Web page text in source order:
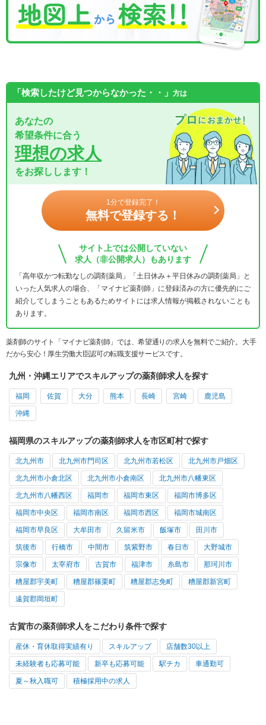
「検索したけど見つからなかった・・」 方は
あなたの
希望条件に合う
理想の求人
をお探しします！
1分で登録完了！
無料で登録する！
サイト上では公開していない
求人（非公開求人）もあります
「高年収かつ転勤なしの調剤薬局」「土日休み＋平日休みの調剤薬局」と
いった人気求人の場合、「マイナビ薬剤師」に登録済みの方に優先的にご
紹介してしまうこともあるためサイトには求人情報が掲載されないことも
あります。
薬剤師のサイト「マイナビ薬剤師」では、希望通りの求人を無料でご紹介。大手
だから安心！厚生労働大臣認可の転職支援サービスです。
九州・沖縄エリアでスキルアップの薬剤師求人を探す
福岡 佐賀 大分 熊本 長崎 宮崎 鹿児島
沖縄
福岡県のスキルアップの薬剤師求人を市区町村で探す
北九州市 北九州市門司区 北九州市若松区 北九州市戸畑区
北九州市小倉北区 北九州市小倉南区 北九州市八幡東区
北九州市八幡西区 福岡市 福岡市東区 福岡市博多区
福岡市中央区 福岡市南区 福岡市西区 福岡市城南区
福岡市早良区 大牟田市 久留米市 飯塚市 田川市
筑後市 行橋市 中間市 筑紫野市 春日市 大野城市
宗像市 太宰府市 古賀市 福津市 糸島市 那珂川市
糟屋郡宇美町 糟屋郡篠栗町 糟屋郡志免町 糟屋郡新宮町
遠賀郡岡垣町
古賀市の薬剤師求人をこだわり条件で探す
産休・育休取得実績有り スキルアップ 店舗数30以上
未経験者も応募可能 新卒も応募可能 駅チカ 車通勤可
夏～秋入職可 積極採用中の求人